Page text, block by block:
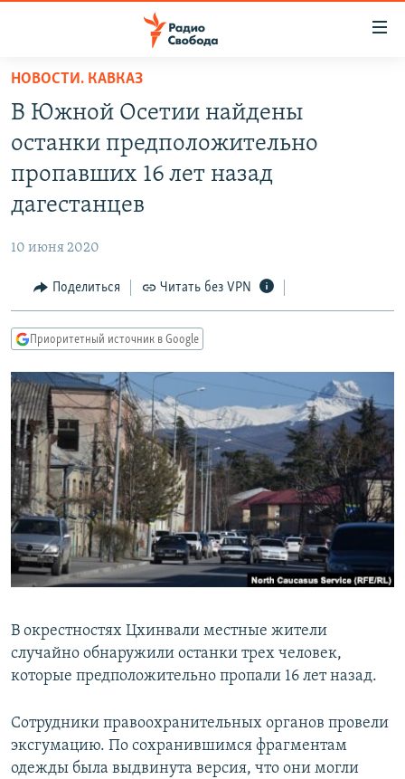
упрощенного
доступа
основному
содержанию
навигации
Вернутся
АВТОРСКИЕ ПРОЕКТЫ
IDEL.РЕАЛИИ
КАВКАЗ.РЕАЛИИ
СИБИРЬ.РЕАЛИИ
РАСПИСАНИЕ ВЕЩАНИЯ
ПОДПИШИТЕСЬ НА РАССЫЛКУ
СОЦИАЛЬНЫЕ СЕТИ
Все сайты РСЕ/РС
НОВОСТИ. КАВКАЗ
В Южной Осетии найдены
останки предположительно
пропавших 16 лет назад
дагестанцев
10 июня 2020
Поделиться Читать без VPN
Приоритетный источник в Google
В окрестностях Цхинвали местные жители
случайно обнаружили останки трех человек,
которые предположительно пропали 16 лет назад.
Сотрудники правоохранительных органов провели
эксгумацию. По сохранившимся фрагментам
одежды была выдвинута версия, что они могли